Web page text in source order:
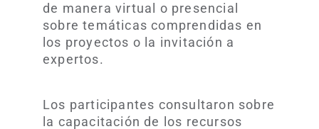
de manera virtual o presencial
sobre temáticas comprendidas en
los proyectos o la invitación a
expertos.
Los participantes consultaron sobre
la capacitación de los recursos